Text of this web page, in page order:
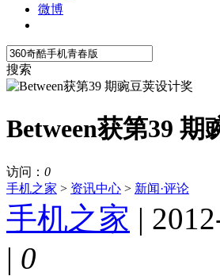
微博
搜索
Between获第39 期
访问： 0
手机之家 > 资讯中心 > 新闻·评论
手机之家 |
| 0